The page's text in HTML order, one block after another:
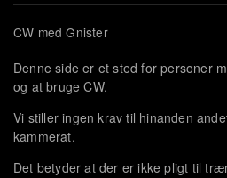
CW med Gnister
Denne side er et sted for personer
og at bruge CW.
Vi stiller ingen krav til hinanden
kammerat.
Det betyder at der er ikke pligt til